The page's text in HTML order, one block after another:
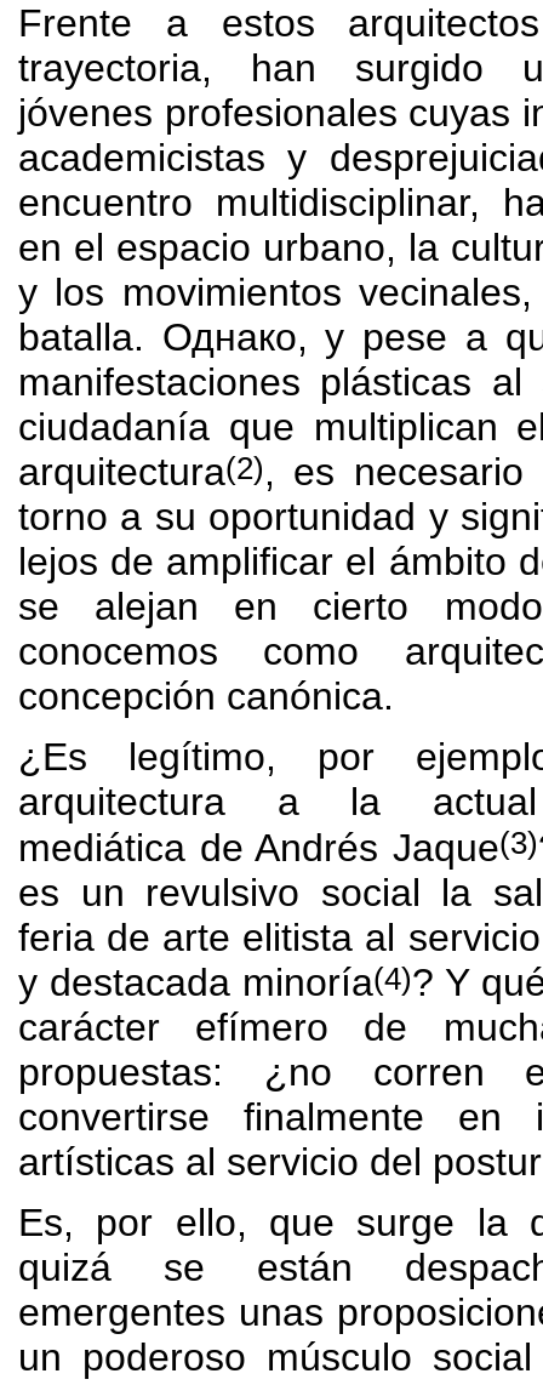
Frente a estos
trayectoria, han surgido
jóvenes profesionales cuyas
academicistas y
encuentro multidisciplinar,
en el espacio urbano, la
y los movimientos vecinales
batalla. Однако,y pese a
manifestaciones plásticas
ciudadanía que multiplican
arquitectura(2), es necesario
torno a su oportunidad y
lejos de amplificar el ámbito
se alejan en cierto
conocemos como
concepción canónica.
¿Es legítimo, por
arquitectura a la actual
mediática de Andrés Jaque(3)
es un revulsivo social la
feria de arte elitista al
y destacada minoría(4)? Y
carácter efímero de
propuestas: ¿no corren
convertirse finalmente en
artísticas al servicio del
Es, por ello, que surge la
quizá se están
emergentes unas
un poderoso músculo